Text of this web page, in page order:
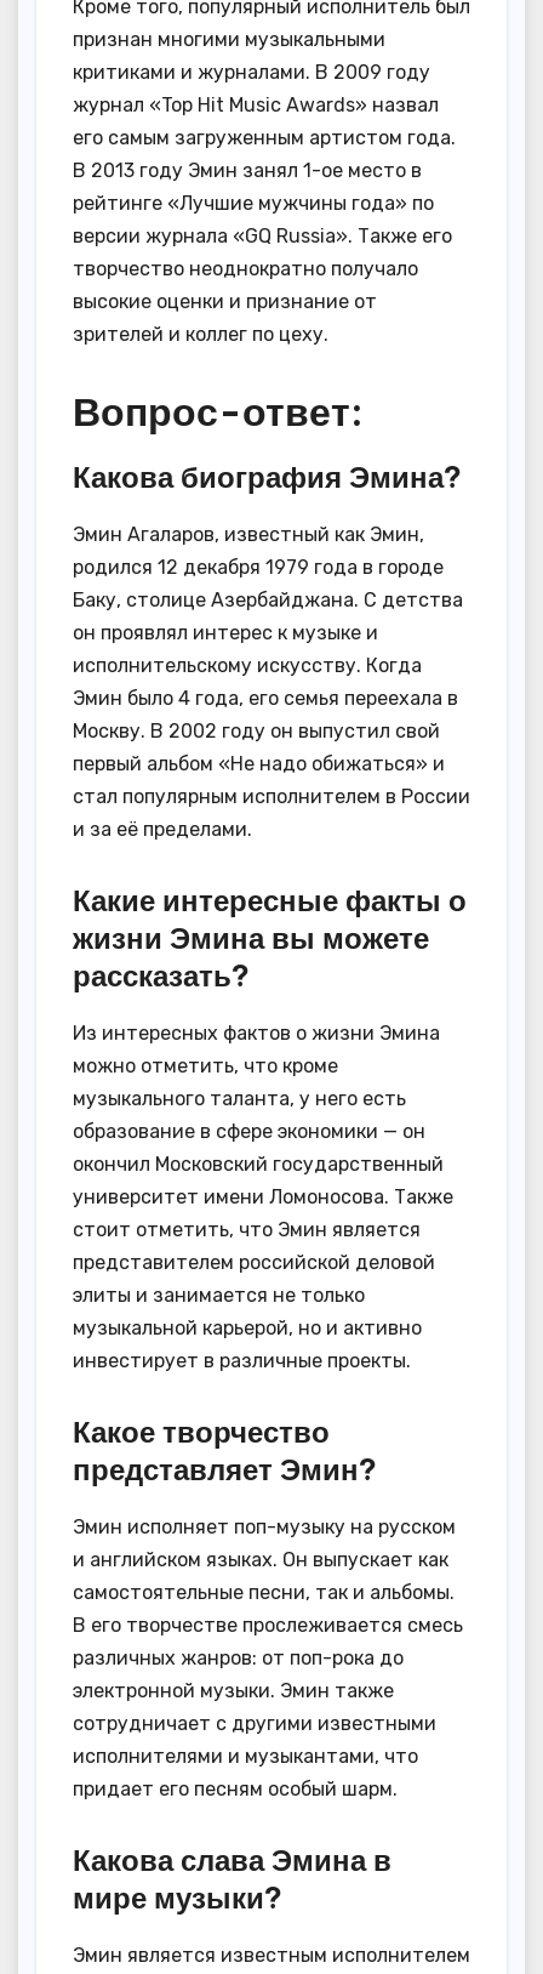
Кроме того, популярный исполнитель был
признан многими музыкальными
критиками и журналами. В 2009 году
журнал «Top Hit Music Awards» назвал
его самым загруженным артистом года.
В 2013 году Эмин занял 1-ое место в
рейтинге «Лучшие мужчины года» по
версии журнала «GQ Russia». Также его
творчество неоднократно получало
высокие оценки и признание от
зрителей и коллег по цеху.
Вопрос-ответ:
Какова биография Эмина?
Эмин Агаларов, известный как Эмин,
родился 12 декабря 1979 года в городе
Баку, столице Азербайджана. С детства
он проявлял интерес к музыке и
исполнительскому искусству. Когда
Эмин было 4 года, его семья переехала в
Москву. В 2002 году он выпустил свой
первый альбом «Не надо обижаться» и
стал популярным исполнителем в России
и за её пределами.
Какие интересные факты о
жизни Эмина вы можете
рассказать?
Из интересных фактов о жизни Эмина
можно отметить, что кроме
музыкального таланта, у него есть
образование в сфере экономики — он
окончил Московский государственный
университет имени Ломоносова. Также
стоит отметить, что Эмин является
представителем российской деловой
элиты и занимается не только
музыкальной карьерой, но и активно
инвестирует в различные проекты.
Какое творчество
представляет Эмин?
Эмин исполняет поп-музыку на русском
и английском языках. Он выпускает как
самостоятельные песни, так и альбомы.
В его творчестве прослеживается смесь
различных жанров: от поп-рока до
электронной музыки. Эмин также
сотрудничает с другими известными
исполнителями и музыкантами, что
придает его песням особый шарм.
Какова слава Эмина в
мире музыки?
Эмин является известным исполнителем